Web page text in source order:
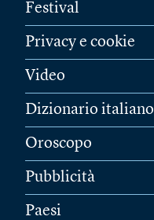
Festival
Privacy e cookie
Video
Dizionario italiano
Oroscopo
Pubblicità
Paesi